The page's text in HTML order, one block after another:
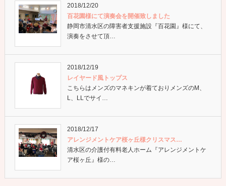
2018/12/20
百花園様にて演奏会を開催致しました
静岡市清水区の障害者支援施設『百花園』様にて、
演奏をさせて頂…
2018/12/19
レイヤード風トップス
こちらはメンズのマネキンが着ておりメンズのM、
L、LLでサイ…
2018/12/17
アレンジメントケア桜ヶ丘様クリスマス…
清水区の介護付有料老人ホーム『アレンジメントケ
ア桜ヶ丘』様の…